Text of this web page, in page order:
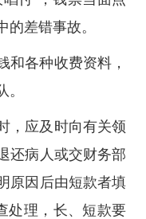
差错事故。
和各种收费资料，
，应及时向有关领
还病人或交财务部
原因后由短款者填
处理，长、短款要